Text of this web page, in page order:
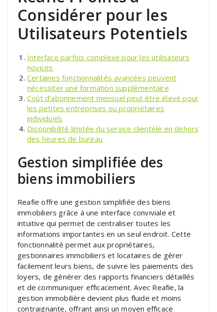
Considérer pour les
Utilisateurs Potentiels
Interface parfois complexe pour les utilisateurs
novices
Certaines fonctionnalités avancées peuvent
nécessiter une formation supplémentaire
Coût d’abonnement mensuel peut être élevé pour
les petites entreprises ou propriétaires
individuels
Disponibilité limitée du service clientèle en dehors
des heures de bureau
Gestion simplifiée des
biens immobiliers
Reafie offre une gestion simplifiée des biens
immobiliers grâce à une interface conviviale et
intuitive qui permet de centraliser toutes les
informations importantes en un seul endroit. Cette
fonctionnalité permet aux propriétaires,
gestionnaires immobiliers et locataires de gérer
facilement leurs biens, de suivre les paiements des
loyers, de générer des rapports financiers détaillés
et de communiquer efficacement. Avec Reafie, la
gestion immobilière devient plus fluide et moins
contraignante, offrant ainsi un moyen efficace